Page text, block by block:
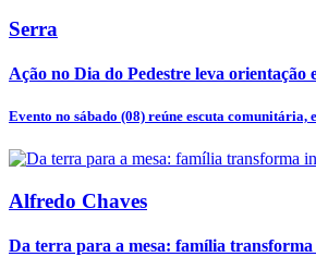
Serra
Ação no Dia do Pedestre leva
Evento no sábado (08) reúne escuta comunitária,
Alfredo Chaves
Da terra para a mesa: família transforma